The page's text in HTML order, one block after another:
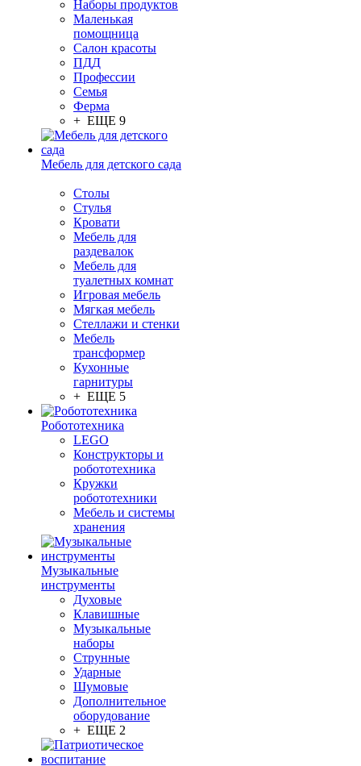
Наборы продуктов
Маленькая
помощница
Салон красоты
ПДД
Профессии
Семья
Ферма
+ ЕЩЕ 9
Мебель для детского сада
Столы
Cтулья
Кровати
Мебель для
раздевалок
Мебель для
туалетных комнат
Игровая мебель
Мягкая мебель
Стеллажи и стенки
Мебель
трансформер
Кухонные
гарнитуры
+ ЕЩЕ 5
Робототехника
LEGO
Конструкторы и
робототехника
Кружки
робототехники
Мебель и системы
хранения
Музыкальные
инструменты
Духовые
Клавишные
Музыкальные
наборы
Струнные
Ударные
Шумовые
Дополнительное
оборудование
+ ЕЩЕ 2